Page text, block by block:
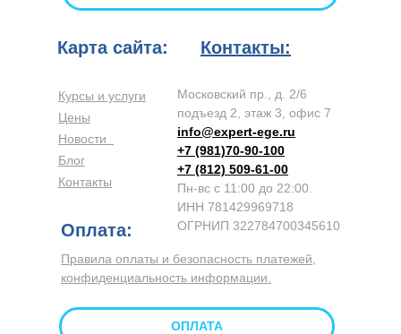
Курсы и услуги
Цены
Новости
Блог
Контакты
Московский пр., д. 2/6
подъезд 2, этаж 3, офис 7
info@expert-ege.ru
+7 (981)70-90-100
+7 (812) 509-61-00
Пн-вс с 11:00 до 22:00.
ИНН 781429969718
ОГРНИП 322784700345610
Правила оплаты и безопасность платежей,
конфиденциальность информации.
Карта сайта: Контакты:
Оплата:
ОПЛАТА